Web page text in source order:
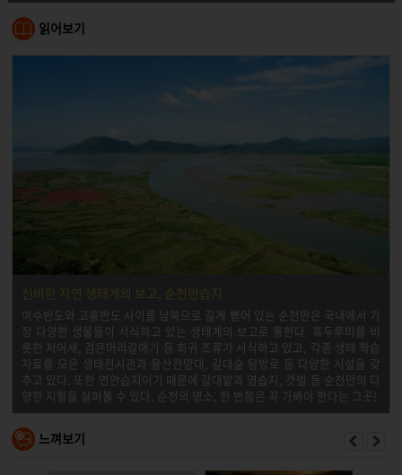
읽어보기
신비한 자연 생태계의 보고, 순천만습지
여수반도와 고흥반도 사이를 남북으로 길게 뻗어 있는 순천만은 국내에서 가
장 다양한 생물들이 서식하고 있는 생태계의 보고로 통한다. 흑두루미를 비
롯한 저어새, 검은머리갈매기 등 희귀 조류가 서식하고 있고, 각종 생태 학습
자료를 모은 생태전시관과 용산전망대, 갈대숲 탐방로 등 다양한 시설을 갖
추고 있다. 또한 연안습지이기 때문에 갈대밭과 염습지, 갯벌 등 순천만의 다
양한 지형을 살펴볼 수 있다. 순천의 명소, 한 번쯤은 꼭 가봐야 한다는 그곳!
느껴보기